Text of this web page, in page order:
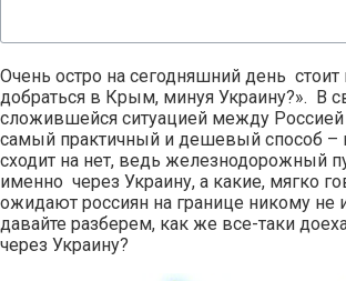
Очень остро на сегодняшний день стоит
добраться в Крым, минуя Украину?». В
сложившейся ситуацией между Россией
самый практичный и дешевый способ –
сходит на нет, ведь железнодорожный
именно через Украину, а какие, мягко
ожидают россиян на границе никому не
давайте разберем, как же все-таки
через Украину?